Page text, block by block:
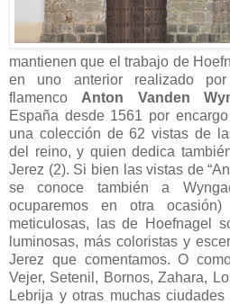
mantienen que el trabajo de
en uno anterior realizado
flamenco Anton Vanden
España desde 1561 por
una colección de 62 vistas de
del reino, y quien dedica
Jerez (2). Si bien las vistas de
se conoce también a
ocuparemos en otra
meticulosas, las de Hoefnagel
luminosas, más coloristas y
Jerez que comentamos. O
Vejer, Setenil, Bornos, Zahara,
Lebrija y otras muchas